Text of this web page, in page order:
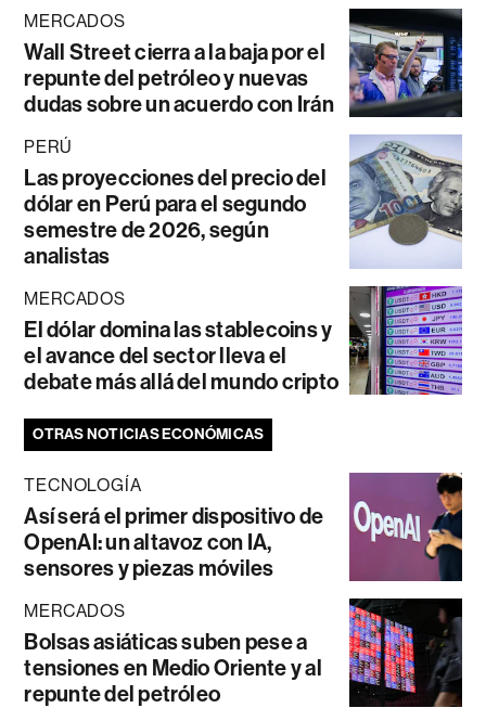
MERCADOS
Wall Street cierra a la baja por el
repunte del petróleo y nuevas
dudas sobre un acuerdo con Irán
PERÚ
Las proyecciones del precio del
dólar en Perú para el segundo
semestre de 2026, según
analistas
MERCADOS
El dólar domina las stablecoins y
el avance del sector lleva el
debate más allá del mundo cripto
OTRAS NOTICIAS ECONÓMICAS
TECNOLOGÍA
Así será el primer dispositivo de
OpenAI: un altavoz con IA,
sensores y piezas móviles
MERCADOS
Bolsas asiáticas suben pese a
tensiones en Medio Oriente y al
repunte del petróleo